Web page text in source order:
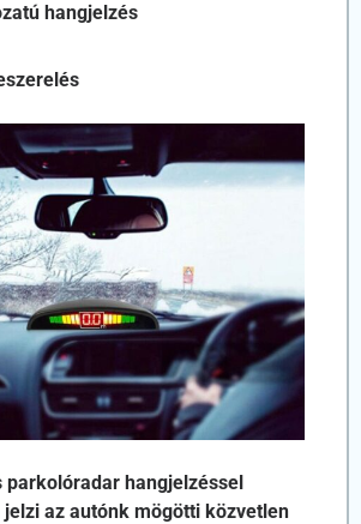
hangjelzés
parkolóradar hangjelzéssel
az autónk mögötti közvetlen